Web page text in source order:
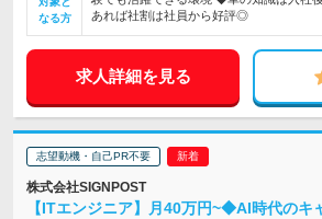
なる方
あれば社割は社員から好評◎
求人詳細を見る
志望動機・自己PR不要
株式会社SIGNPOST
【ITエンジニア】月40万円~◆AI時代のキ